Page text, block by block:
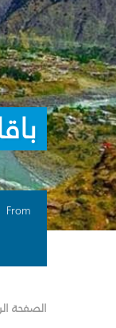
From
الصفحة